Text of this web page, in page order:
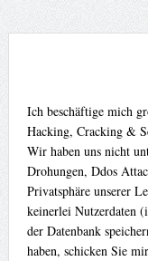
Ich beschäftige mich
Hacking, Cracking &
Wir haben uns nicht
Drohungen, Ddos
Privatsphäre unserer
keinerlei Nutzerdaten
der Datenbank
haben, schicken Sie